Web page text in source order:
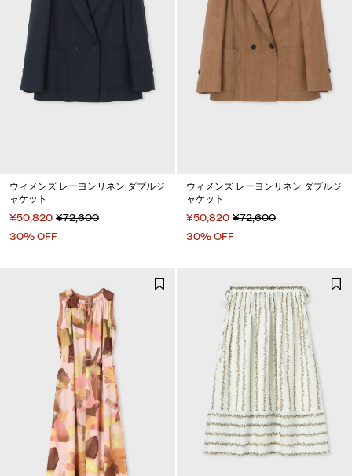
ウィメンズ レーヨンリネン ダブルジ
ャケット
¥50,820 ¥72,600
30% OFF
ウィメンズ レーヨンリネン ダブルジ
ャケット
¥50,820 ¥72,600
30% OFF